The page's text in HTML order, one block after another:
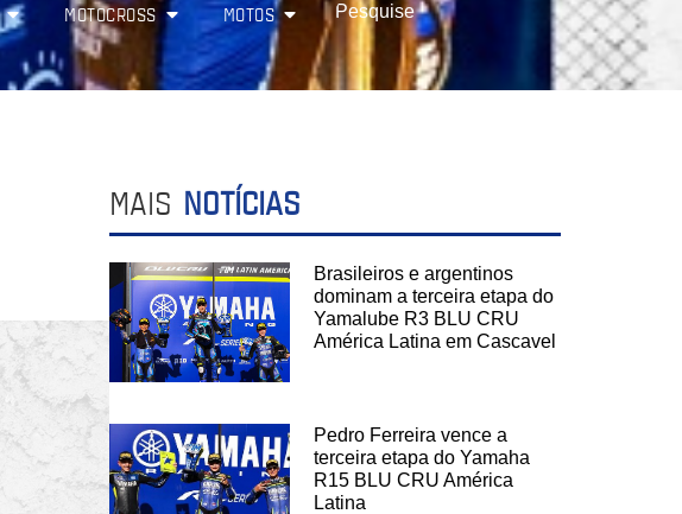
MOTOCROSS MOTOS
MAIS NOTÍCIAS
Brasileiros e argentinos
dominam a terceira etapa do
Yamalube R3 BLU CRU
América Latina em Cascavel
Pedro Ferreira vence a
terceira etapa do Yamaha
R15 BLU CRU América
Latina